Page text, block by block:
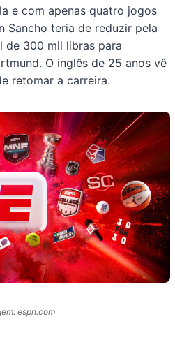
e com apenas quatro jogos
Sancho teria de reduzir pela
de 300 mil libras para
O inglês de 25 anos vê
retomar a carreira.
espn.com